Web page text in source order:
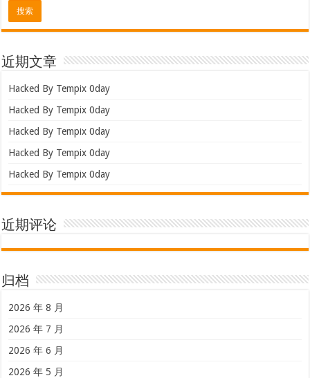
近期文章
Hacked By Tempix 0day
Hacked By Tempix 0day
Hacked By Tempix 0day
Hacked By Tempix 0day
Hacked By Tempix 0day
近期评论
归档
2026 年 8 月
2026 年 7 月
2026 年 6 月
2026 年 5 月